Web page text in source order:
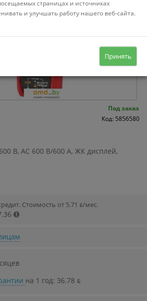
Под заказ
Код: 5856580
В, AC 600 В/600 А, ЖК дисплей,
Стоимость от 5.71 ƃ/мec.
на 1 год: 36.78 ƃ
страницах и источниках
и улучшать работу нашего веб-сайта.
Принять